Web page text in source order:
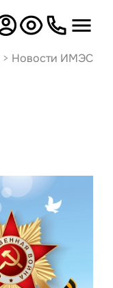
Версия
для слабовидящих
> Новости ИМЭС